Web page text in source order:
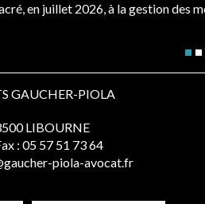
en juillet 2026, à la gestion des
GAUCHER-PIOLA
LIBOURNE
: 05 57 51 73 64
piola-avocat.fr